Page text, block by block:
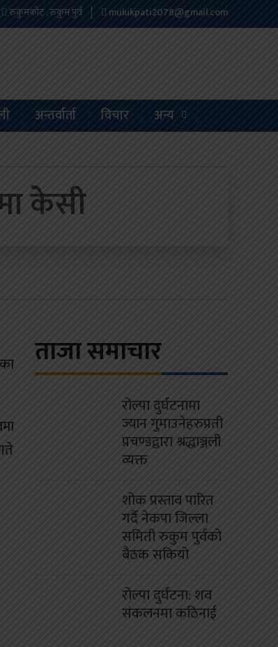
रुकुमकोट , रुकुम पुर्व mulukpati2078@gmail.com
अन्तर्वार्ता विचार अन्य
केसी
ताजा समाचार
रोल्पा दुर्घटनामा
ज्यान गुमाउनेहरुप्रती
प्रचण्डद्वारा श्रद्धाञ्जली
व्यक्त
शोक प्रस्ताव पारित
गर्दै नेकपा जिल्ला
समिती रुकुम पुर्वको
बैठक सकियो
रोल्पा दुर्घटना: शव
संकलनमा कठिनाई